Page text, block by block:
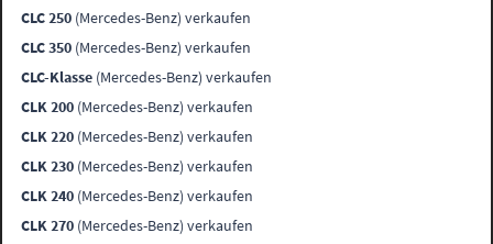
CLC 250 (Mercedes-Benz) verkaufen
CLC 350 (Mercedes-Benz) verkaufen
CLC-Klasse (Mercedes-Benz) verkaufen
CLK 200 (Mercedes-Benz) verkaufen
CLK 220 (Mercedes-Benz) verkaufen
CLK 230 (Mercedes-Benz) verkaufen
CLK 240 (Mercedes-Benz) verkaufen
CLK 270 (Mercedes-Benz) verkaufen